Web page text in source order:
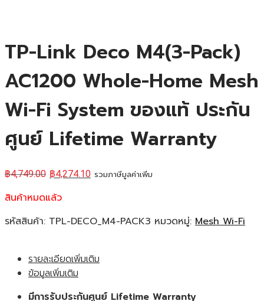
TP-Link Deco M4(3-Pack)
AC1200 Whole-Home Mesh
Wi-Fi System ของแท้ ประกัน
ศูนย์ Lifetime Warranty
฿4,749.00 ฿4,274.10 รวมภาษีมูลค่าเพิ่ม
สินค้าหมดแล้ว
รหัสสินค้า: TPL-DECO_M4-PACK3 หมวดหมู่: Mesh Wi-Fi
รายละเอียดเพิ่มเติม
ข้อมูลเพิ่มเติม
มีการรับประกันศูนย์ Lifetime Warranty